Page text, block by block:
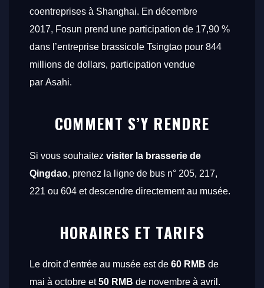
coentreprises à Shanghai. En décembre
2017, Fosun prend une participation de 17,90 %
dans l’entreprise brassicole Tsingtao pour 844
millions de dollars, participation vendue
par Asahi.
COMMENT S’Y RENDRE
Si vous souhaitez visiter la brasserie de
Qingdao, prenez la ligne de bus n° 205, 217,
221 ou 604 et descendre directement au musée.
HORAIRES ET TARIFS
Le droit d’entrée au musée est de 60 RMB de
mai à octobre et50 RMB de novembre à avril.